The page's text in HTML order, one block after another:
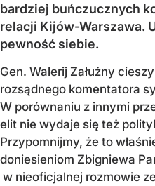
bardziej buńczucznych
relacji Kijów-Warszawa.
pewność siebie.
Gen. Walerij Załużny
rozsądnego komentatora
W porównaniu z innymi
elit nie wydaje się też
Przypomnijmy, że to
doniesieniom Zbigniewa
w nieoficjalnej rozmowie